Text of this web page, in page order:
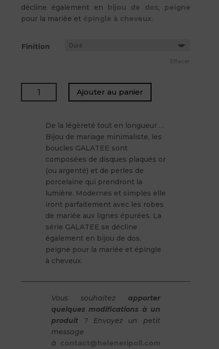
décline également en bijou de dos, peigne
pour la mariée et épingle à cheveux.
Finition
Effacer
quantité
de
Boucles
Ajouter au panier
De la légèreté tout en longueur …
Bijou de mariage minimaliste, les
boucles GALATEE sont
composées de disques plaqués or
(ou argenté) et de perles de
porcelaine qui prendront la
lumière. Modernes et simples elle
iront parfaitement avec les robes
de mariée aux lignes épurées. La
série GALATEE se décline
également en bijou de dos,
peigne pour la mariée et épingle
à cheveux.
Vous souhaitez apporter
quelques modifications à un
produit ? Envoyez un petit
message
à contact@heleneripoll.com